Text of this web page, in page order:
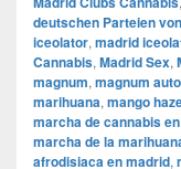
deutschen Parteien
iceolator, madrid
Cannabis, Madrid Sex,
magnum, magnum
marihuana, mango
marcha de cannabis
marcha de la
afrodisiaca en madrid,